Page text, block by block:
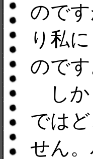
ので
り私
のです
しか
では
せん